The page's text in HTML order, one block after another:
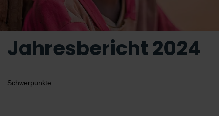
Jahresbericht 2024
Schwerpunkte